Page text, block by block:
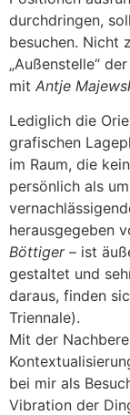
durchdringen,
besuchen. Nicht
„Außenstelle“
mit Antje
Lediglich die
grafischen
im Raum, die
persönlich als
herausgegeben
Böttiger– ist
gestaltet und
daraus, finden
Triennale).
Mit der
bei mir als
Vibration der